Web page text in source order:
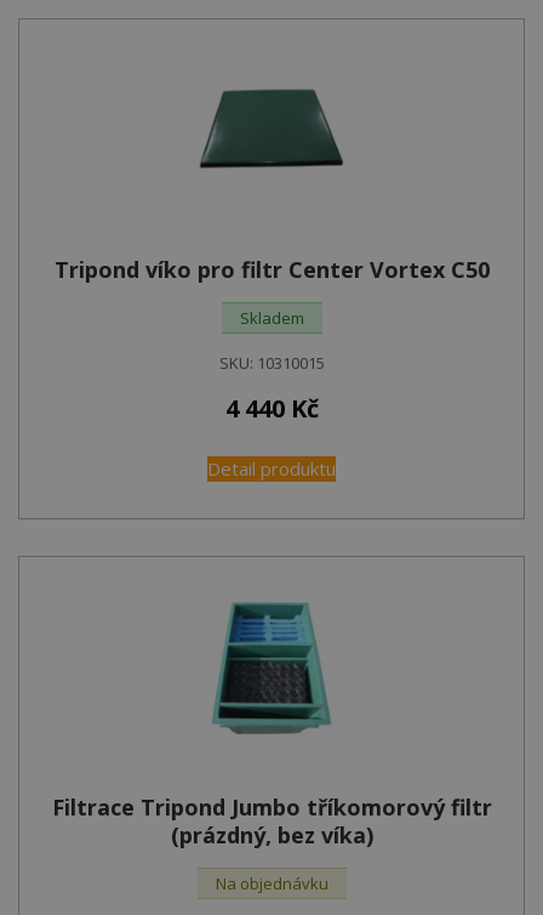
Tripond víko pro filtr Center Vortex C50
Skladem
SKU: 10310015
4 440 Kč
Detail produktu
Filtrace Tripond Jumbo tříkomorový filtr
(prázdný, bez víka)
Na objednávku